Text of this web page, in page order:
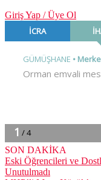
Giriş Yap / Üye Ol
SON DAKİKA
Eski Öğrencileri ve
Unutulmadı